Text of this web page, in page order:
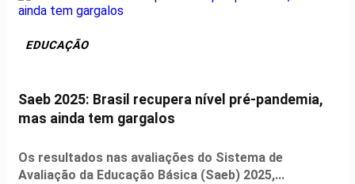
EDUCAÇÃO
Saeb 2025: Brasil recupera nível pré-pandemia,
mas ainda tem gargalos
Os resultados nas avaliações do Sistema de
Avaliação da Educação Básica (Saeb) 2025,...